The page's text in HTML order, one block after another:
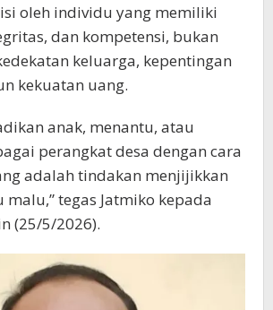
oleh individu yang memiliki
dan kompetensi, bukan
keluarga, kepentingan
kekuatan uang.
anak, menantu, atau
perangkat desa dengan cara
adalah tindakan menjijikkan
tegas Jatmiko kepada
(25/5/2026).